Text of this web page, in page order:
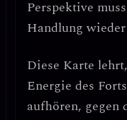
Perspektive
Handlung
Diese Karte
Energie des
aufhören, gegen